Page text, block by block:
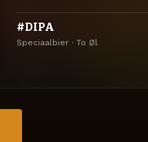
#DIPA
Speciaalbier · To Øl